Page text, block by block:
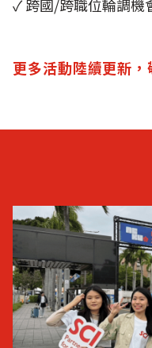
✓ 跨國/跨職位輪調機
更多活動陸續更新，